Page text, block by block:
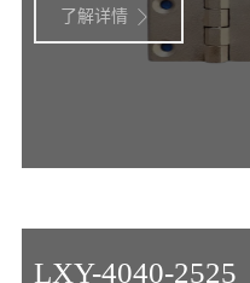
了解详情 
LXY-4040-2525